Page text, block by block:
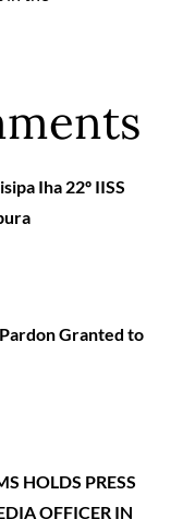
Iha 22º IISS
Granted to
HOLDS PRESS
OFFICER IN